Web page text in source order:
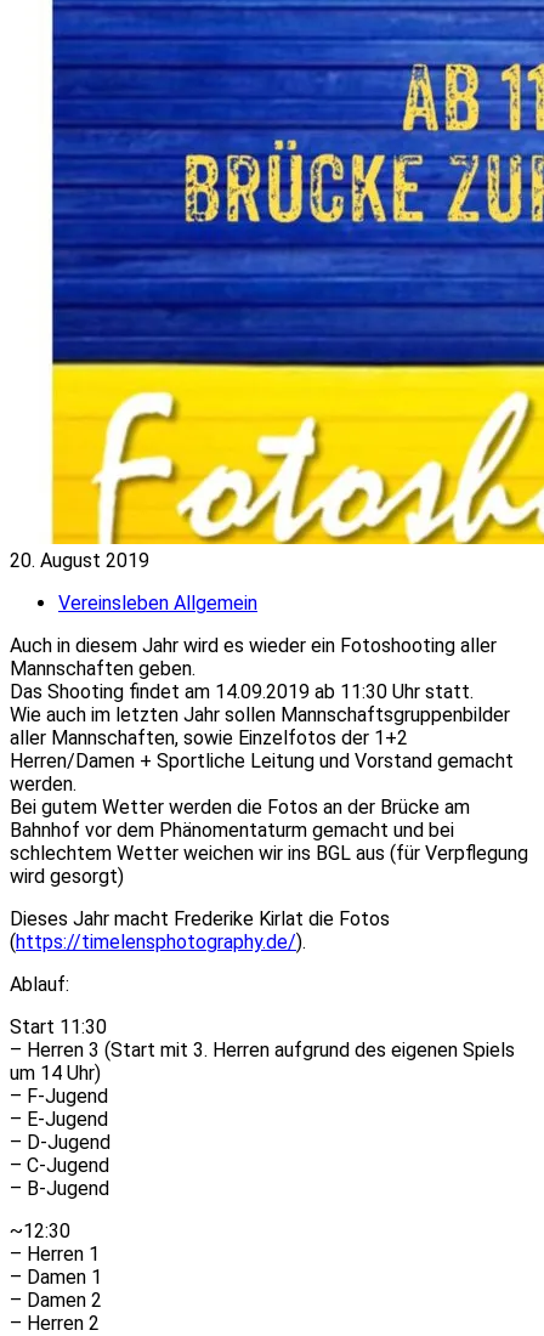
20. August 2019
Vereinsleben Allgemein
Auch in diesem Jahr wird es wieder ein Fotoshooting aller
Mannschaften geben.
Das Shooting findet ‪am‬ ‪14.09.2019 ab 11:30 Uhr ‬statt.
Wie auch im letzten Jahr sollen Mannschaftsgruppenbilder
aller Mannschaften, sowie Einzelfotos der 1+2
Herren/Damen + Sportliche Leitung und Vorstand gemacht
werden.
Bei gutem Wetter werden die Fotos an der Brücke am
Bahnhof vor dem Phänomentaturm gemacht und bei
schlechtem Wetter weichen wir ins BGL aus (für Verpflegung
wird gesorgt)
Dieses Jahr macht Frederike Kirlat die Fotos
(https://timelensphotography.de/).
Ablauf:
‪Start 11:30‬
– Herren 3 (Start mit 3. Herren aufgrund des eigenen Spiels
‪um 14 Uhr‬)
– F-Jugend
– E-Jugend
– D-Jugend
– C-Jugend
– B-Jugend
~12:30
– Herren 1
– Damen 1
– Damen 2
– Herren 2